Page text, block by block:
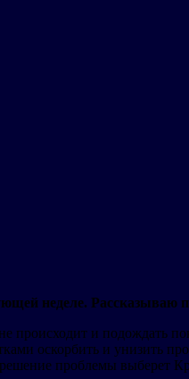
неделе. Рассказываю
происходит и подождать
оскорбить и унизить
проблемы выберет